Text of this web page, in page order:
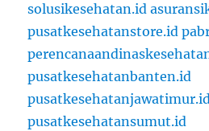
solusikesehatan.id
pusatkesehatanstore.id
pusatkesehatanbanten.id
pusatkesehatansumut.id